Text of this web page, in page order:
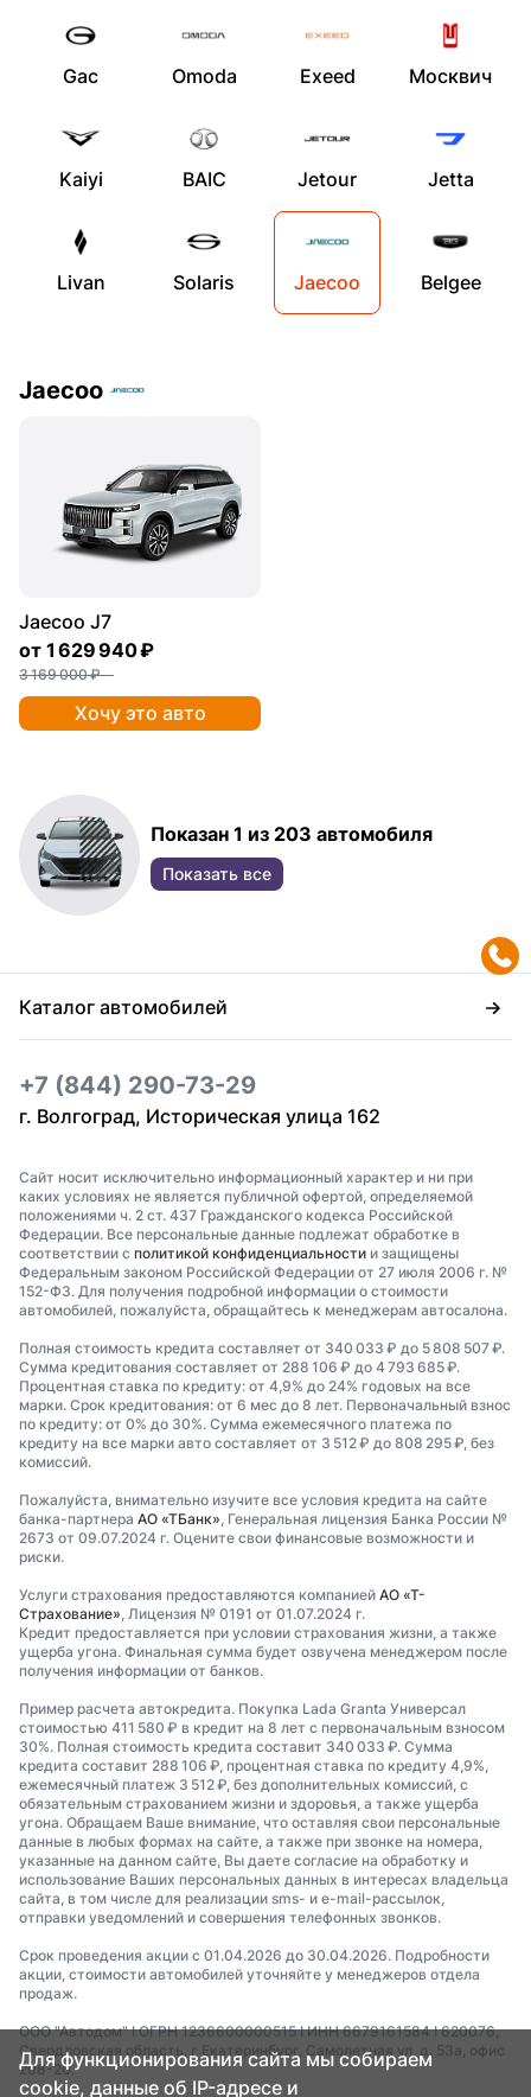
Gac Omoda Exeed Москвич
Kaiyi BAIC Jetour Jetta
Livan Solaris Jaecoo Belgee
Jaecoo
Jaecoo J7
от 1 629 940 ₽
3 169 000 ₽
Хочу это авто
Показан 1 из 203 автомобиля
Показать все
Каталог автомобилей
+7 (844) 290-73-29
г. Волгоград, Историческая улица 162
Сайт носит исключительно информационный характер и ни при
каких условиях не является публичной офертой, определяемой
положениями ч. 2 ст. 437 Гражданского кодекса Российской
Федерации. Все персональные данные подлежат обработке в
соответствии с политикой конфиденциальности и защищены
Федеральным законом Российской Федерации от 27 июля 2006 г. №
152-ФЗ. Для получения подробной информации о стоимости
автомобилей, пожалуйста, обращайтесь к менеджерам автосалона.
Полная стоимость кредита составляет от 340 033 ₽ до 5 808 507 ₽.
Сумма кредитования составляет от 288 106 ₽ до 4 793 685 ₽.
Процентная ставка по кредиту: от 4,9% до 24% годовых на все
марки. Срок кредитования: от 6 мес до 8 лет. Первоначальный взнос
по кредиту: от 0% до 30%. Сумма ежемесячного платежа по
кредиту на все марки авто составляет от 3 512 ₽ до 808 295 ₽, без
комиссий.
Пожалуйста, внимательно изучите все условия кредита на сайте
банка-партнера АО «ТБанк», Генеральная лицензия Банка России №
2673 от 09.07.2024 г. Оцените свои финансовые возможности и
риски.
Услуги страхования предоставляются компанией АО «Т-
Страхование», Лицензия № 0191 от 01.07.2024 г.
Кредит предоставляется при условии страхования жизни, а также
ущерба угона. Финальная сумма будет озвучена менеджером после
получения информации от банков.
Пример расчета автокредита. Покупка Lada Granta Универсал
стоимостью 411 580 ₽ в кредит на 8 лет с первоначальным взносом
30%. Полная стоимость кредита составит 340 033 ₽. Сумма
кредита составит 288 106 ₽, процентная ставка по кредиту 4,9%,
ежемесячный платеж 3 512 ₽, без дополнительных комиссий, с
обязательным страхованием жизни и здоровья, а также ущерба
угона. Обращаем Ваше внимание, что оставляя свои персональные
данные в любых формах на сайте, а также при звонке на номера,
указанные на данном сайте, Вы даете согласие на обработку и
использование Ваших персональных данных в интересах владельца
сайта, в том числе для реализации sms- и e-mail-рассылок,
отправки уведомлений и совершения телефонных звонков.
Срок проведения акции с 01.04.2026 до 30.04.2026. Подробности
акции, стоимости автомобилей уточняйте у менеджеров отдела
продаж.
ООО "Автодом" I ОГРН 1236600000515 I ИНН 6679161584 I 620076,
Свердловская область, г Екатеринбург, Самолетная ул, д. 53а, офис
208-26.
Для функционирования сайта мы собираем
cookie, данные об IP-адресе и